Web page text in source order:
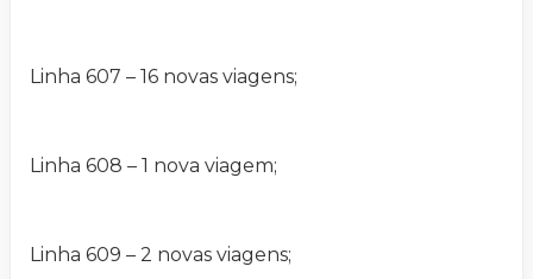
Linha 607 – 16 novas viagens;
Linha 608 – 1 nova viagem;
Linha 609 – 2 novas viagens;